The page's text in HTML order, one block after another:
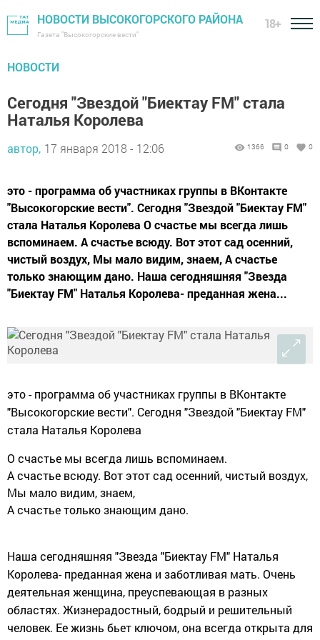
НОВОСТИ ВЫСОКОГОРСКОГО РАЙОНА
Газета "Высокогорские вести"
18+
НОВОСТИ
Сегодня "Звездой "Биектау FM" стала
Наталья Королева
автор, 17 января 2018 - 12:06 1366 0 0
это - программа об участниках группы в ВКонтакте
"Высокогорские вести". Сегодня "Звездой "Биектау FM"
стала Наталья Королева О счастье мы всегда лишь
вспоминаем. А счастье всюду. Вот этот сад осенний,
чистый воздух, Мы мало видим, знаем, А счастье
только знающим дано. Наша сегодняшняя "Звезда
"Биектау FM" Наталья Королева- преданная жена...
это - программа об участниках группы в ВКонтакте
"Высокогорские вести". Сегодня "Звездой "Биектау FM"
стала Наталья Королева
О счастье мы всегда лишь вспоминаем.
А счастье всюду. Вот этот сад осенний, чистый воздух,
Мы мало видим, знаем,
А счастье только знающим дано.
Наша сегодняшняя "Звезда "Биектау FM" Наталья
Королева- преданная жена и заботливая мать. Очень
деятельная женщина, преуспевающая в разных
областях. Жизнерадостный, бодрый и решительный
человек. Ее жизнь бьет ключом, она всегда открыта для